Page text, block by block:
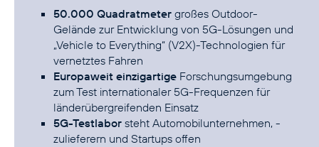
50.000 Quadratmeter großes Outdoor-
Gelände zur Entwicklung von 5G-Lösungen und
„Vehicle to Everything“ (V2X)-Technologien für
vernetztes Fahren
Europaweit einzigartige Forschungsumgebung
zum Test internationaler 5G-Frequenzen für
länderübergreifenden Einsatz
5G-Testlabor steht Automobilunternehmen, -
zulieferern und Startups offen